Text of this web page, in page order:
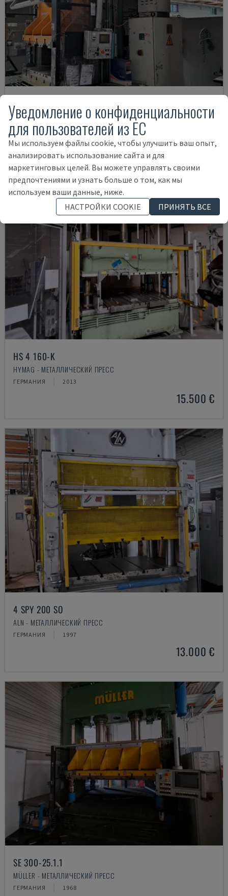
SE 201.1.1 /32
MÜLLER - МЕТАЛЛИЧЕСКИЙ ПРЕСС
ГЕРМАНИЯ 1959
16.000 €
HS 4 160-K
HYMAG - МЕТАЛЛИЧЕСКИЙ ПРЕСС
ГЕРМАНИЯ 2013
15.500 €
4 SPY 200 SO
ALN - МЕТАЛЛИЧЕСКИЙ ПРЕСС
ГЕРМАНИЯ 1997
13.000 €
SE 300-25.1.1
MÜLLER - МЕТАЛЛИЧЕСКИЙ ПРЕСС
ГЕРМАНИЯ 1968
Уведомление о конфиденциальности
для пользователей из ЕС
Мы используем файлы cookie, чтобы улучшить ваш опыт,
анализировать использование сайта и для
маркетинговых целей. Вы можете управлять своими
предпочтениями и узнать больше о том, как мы
используем ваши данные, ниже.
НАСТРОЙКИ COOKIE
ПРИНЯТЬ ВСЕ